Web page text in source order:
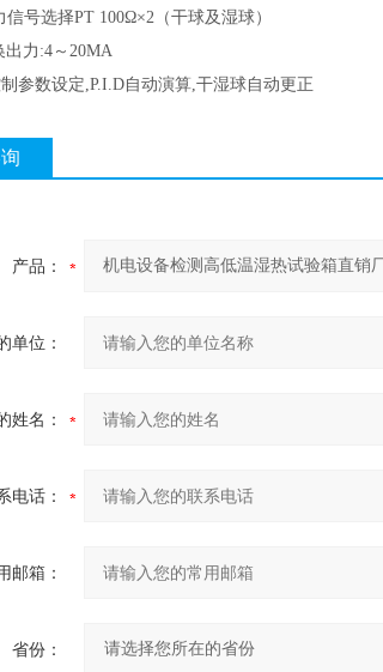
信号选择PT 100Ω×2（干球及湿球）
出力:4～20MA
参数设定,P.I.D自动演算,干湿球自动更正
产品：
单位：
姓名：
电话：
邮箱：
省份：